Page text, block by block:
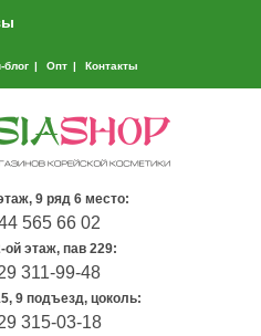
блог Опт Контакты
9 ряд 6 место:
565 66 02
этаж, пав 229:
311-99-48
9 подъезд, цоколь:
315-03-18